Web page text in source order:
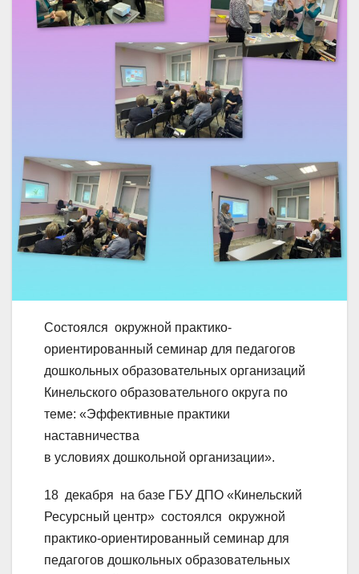
Состоялся окружной практико-
ориентированный семинар для педагогов
дошкольных образовательных организаций
Кинельского образовательного округа по
теме: «Эффективные практики
наставничества
в условиях дошкольной организации».
18 декабря на базе ГБУ ДПО «Кинельский
Ресурсный центр» состоялся окружной
практико-ориентированный семинар для
педагогов дошкольных образовательных